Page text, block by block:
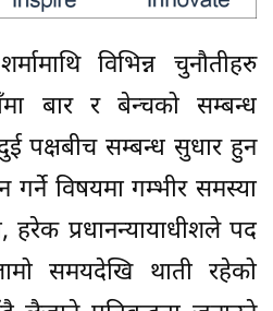
विभिन्न चुनौतीहरु
बार र बेन्चको सम्बन्ध
पक्षबीच सम्बन्ध सुधार हुन
गर्ने विषयमा गम्भीर समस्या
हरेक प्रधानन्यायाधीशले पद
समयदेखि थाती रहेको